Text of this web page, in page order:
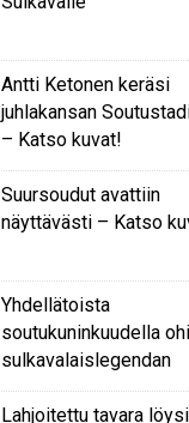
Antti Ketonen keräsi
juhlakansan
– Katso kuvat!
Suursoudut avattiin
näyttävästi – Katso
Yhdellätoista
soutukuninkuudella ohi
sulkavalaislegendan
Lahjoitettu tavara löysi